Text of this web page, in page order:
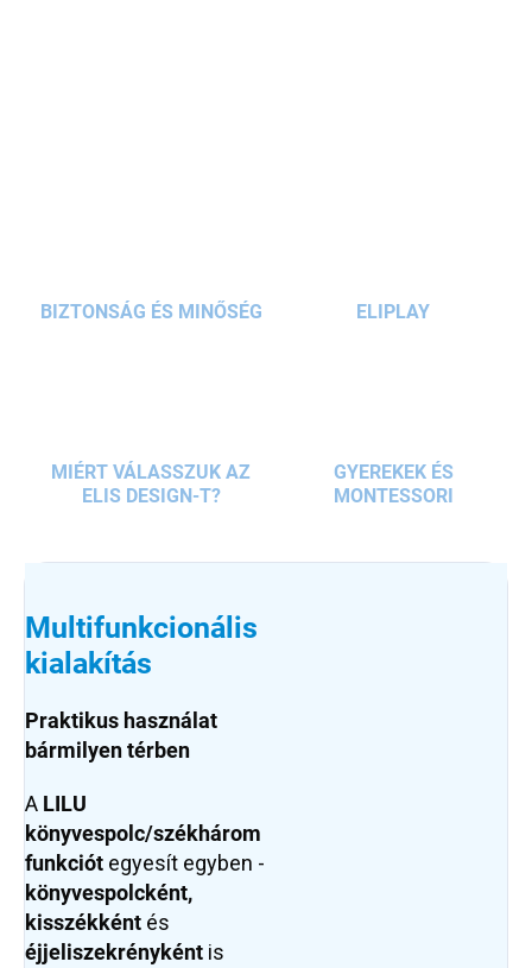
BIZTONSÁG ÉS MINŐSÉG ELIPLAY
MIÉRT VÁLASSZUK AZ
ELIS DESIGN-T?
GYEREKEK ÉS
MONTESSORI
Multifunkcionális
kialakítás
Praktikus használat
bármilyen térben
A LILU
könyvespolc/székhárom
funkciót egyesít egyben -
könyvespolcként,
kisszékként és
éjjeliszekrényként is